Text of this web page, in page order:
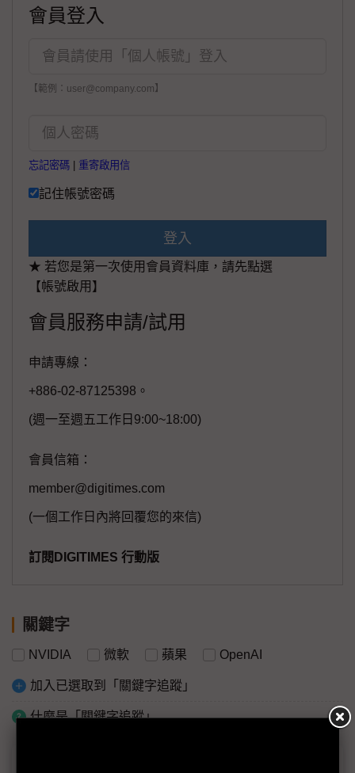
會員登入
【範例：user@company.com】
忘記密碼 重寄啟用信
記住帳號密碼
登入
★ 若您是第一次使用會員資料庫，請先點選
【帳號啟用】
會員服務申請/試用
申請專線：
+886-02-87125398。
(週一至週五工作日9:00~18:00)
會員信箱：
member@digitimes.com
(一個工作日內將回覆您的來信)
訂閱DIGITIMES 行動版
關鍵字
NVIDIA 微軟 蘋果 OpenAI
加入已選取到「關鍵字追蹤」
什麼是「關鍵字追蹤」